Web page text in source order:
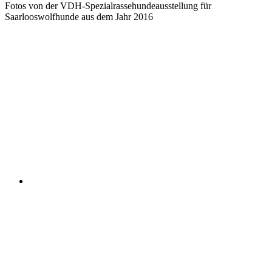
Fotos von der VDH-Spezialrassehundeausstellung für
Saarlooswolfhunde aus dem Jahr 2016